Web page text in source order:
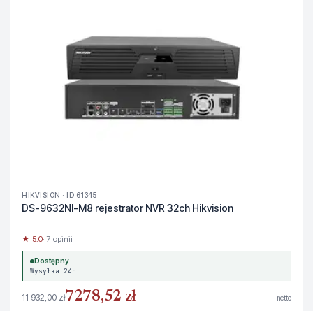
HIKVISION · ID 61345
DS-9632NI-M8 rejestrator NVR 32ch Hikvision
★ 5.0· 7 opinii
Dostępny
Wysyłka 24h
11 932,00 zł7278,52 zł netto